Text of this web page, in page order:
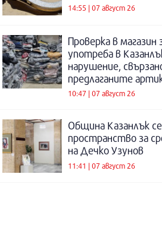
14:55 | 07 август 26
Проверка в магазин
употреба в
нарушение,
предлаганите
10:47 | 07 август 26
Община Казанлък
пространство за
на Дечко Узунов
11:41 | 07 август 26